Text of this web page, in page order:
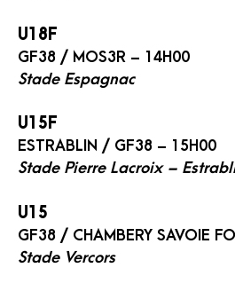
U18F
GF38 / MOS3R – 14H00
Stade Espagnac
U15F
ESTRABLIN / GF38 – 15H00
Stade Pierre Lacroix –
U15
GF38 / CHAMBERY SAVOIE
Stade Vercors